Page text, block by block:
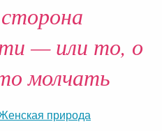
— или то, о
молчать
природа